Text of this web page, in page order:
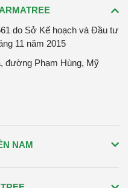
do Sở Kế hoạch và Đầu tư
11 năm 2015
đường Phạm Hùng, Mỹ
NAM